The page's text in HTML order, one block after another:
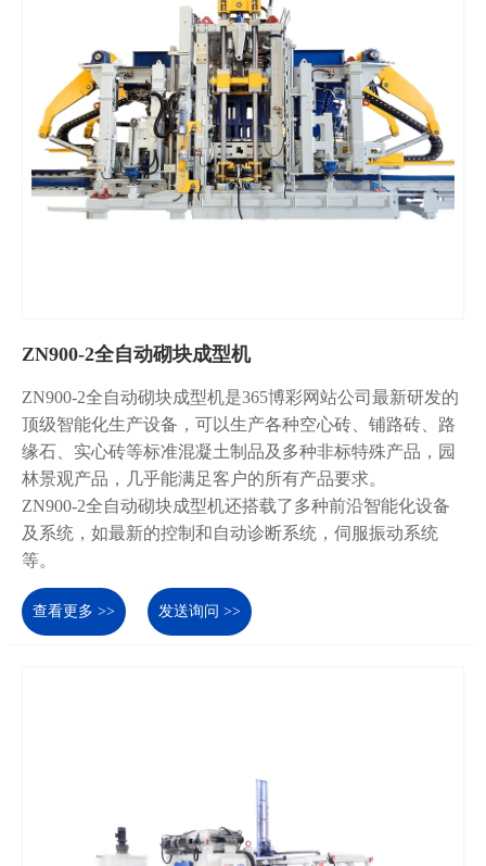
ZN900-2全自动砌块成型机
ZN900-2全自动砌块成型机是365博彩网站公司最新研发的
顶级智能化生产设备，可以生产各种空心砖、铺路砖、路
缘石、实心砖等标准混凝土制品及多种非标特殊产品，园
林景观产品，几乎能满足客户的所有产品要求。
ZN900-2全自动砌块成型机还搭载了多种前沿智能化设备
及系统，如最新的控制和自动诊断系统，伺服振动系统
等。
查看更多 >> 发送询问 >>